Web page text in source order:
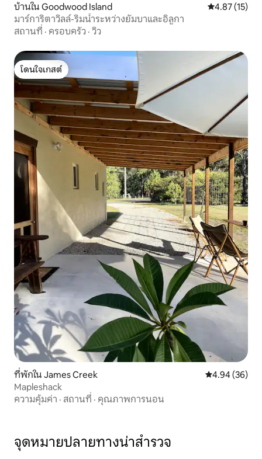
บ้านใน Goodwood Island คะแนนเฉลี่ย
4.87 (15)
มาร์การิตาวิลล์-ริมน้ำระหว่างยัมบาและอิลูกา
สถานที่ · ครอบครัว · วิว
โดนใจเกสต์
โดนใจเกสต์
ที่พักใน James Creek คะแนนเฉลี่ย
4.94 (36)
Mapleshack
ความคุ้มค่า · สถานที่ · คุณภาพการนอน
จุดหมายปลายทางน่าสำรวจ